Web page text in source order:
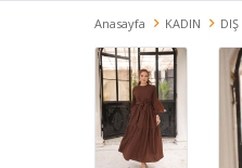
Anasayfa KADIN